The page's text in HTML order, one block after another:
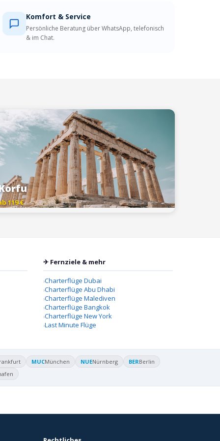
Komfort & Service
Persönliche Beratung über WhatsApp, telefonisch
& im Chat.
119 €
✈ Fernziele & mehr
Charterflüge Dubai
Charterflüge Abu Dhabi
Charterflüge Malediven
Charterflüge Bangkok
Charterflüge New York
Last Minute Flüge
MUCMünchen NUENürnberg BERBerlin